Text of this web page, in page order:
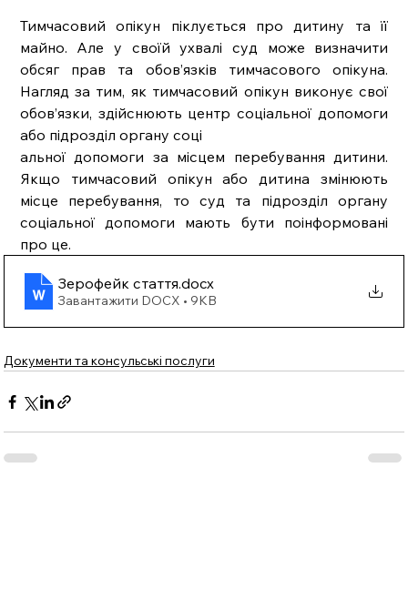
Тимчасовий опікун піклується про дитину та її
майно. Але у своїй ухвалі суд може визначити
обсяг прав та обов’язків тимчасового опікуна.
Нагляд за тим, як тимчасовий опікун виконує свої
обов’язки, здійснюють центр соціальної допомоги
або підрозділ органу соці
альної допомоги за місцем перебування дитини.
Якщо тимчасовий опікун або дитина змінюють
місце перебування, то суд та підрозділ органу
соціальної допомоги мають бути поінформовані
про це.
Зерофейк стаття.docx
Завантажити DOCX • 9KB
Документи та консульські послуги